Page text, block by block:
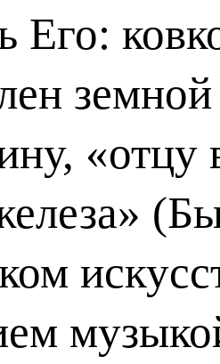
Его:
«отцу